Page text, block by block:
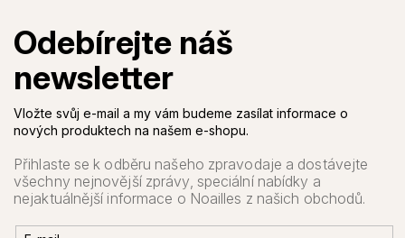
Vložte svůj e-mail a my vám budeme zasílat informace o
nových produktech na našem e-shopu.